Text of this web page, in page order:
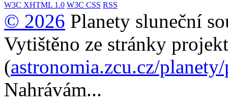
W3C XHTML 1.0 W3C CSS RSS
© 2026 Planety sluneční
Vytištěno ze stránky
(astronomia.zcu.cz/
Nahrávám...